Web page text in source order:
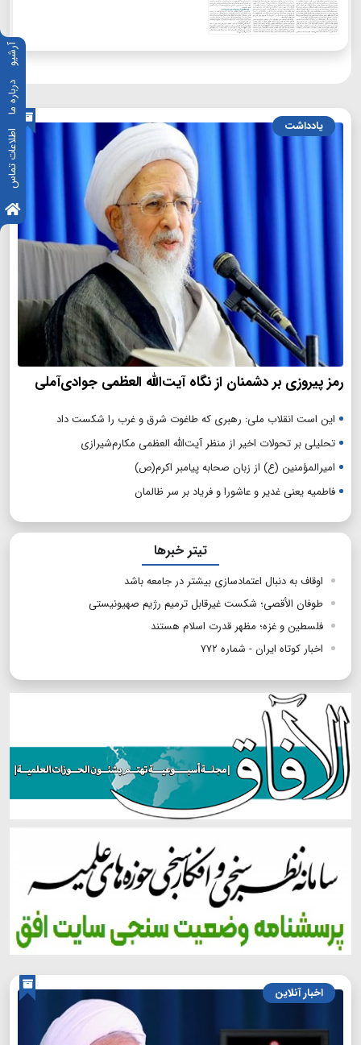
آرشیو
درباره ما
اطلاعات تماس
یادداشت
رمز پیروزی بر دشمنان از نگاه آیت‌الله العظمی جوادی‌آملی
این است انقلاب ملی: رهبری که طاغوت شرق و غرب را شکست داد
تحلیلی بر تحولات اخیر از منظر آیت‌الله العظمی مکارم‌شیرازی
امیرالمؤمنین (ع) از زبان صحابه پیامبر اکرم(ص)
فاطمیه یعنی غدیر و عاشورا و فریاد بر سر ظالمان
تیتر خبرها
اوقاف به دنبال اعتمادسازی بیشتر در جامعه باشد
طوفان الأقصی؛ شکست غیرقابل ترمیم رژیم صهیونیستی
فلسطین و غزه؛ مظهر قدرت اسلام هستند
اخبار کوتاه ایران - شماره ۷۷۲
اخبار آنلاین